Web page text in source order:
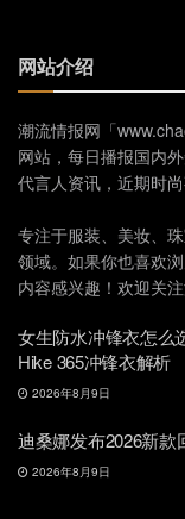
网站介绍
潮流情报网「
网站，每日播报国内
代言人资讯，近期时
专注于服装、美妆、
领域。如果你也喜欢
内容感兴趣！欢迎关
女生防水冲锋衣怎么
Hike 365冲锋衣解析
2026年8月9日
迪桑娜发布2026新款
2026年8月9日